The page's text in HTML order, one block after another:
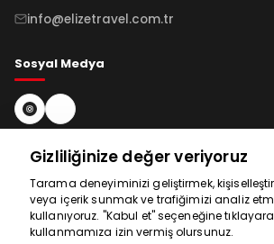
info@elizetravel.com.tr
Sosyal Medya
Bültene Kayıt Ol
Gizliliğinize değer veriyoruz
Tarama deneyiminizi geliştirmek,
veya içerik sunmak ve trafiğimizi analiz
kullanıyoruz. "Kabul et" seçeneğine
kullanmamıza izin vermiş olursunuz.
Yardım için
buradayız